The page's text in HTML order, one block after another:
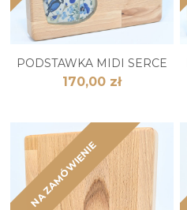
PODSTAWKA MIDI SERCE
170,00 zł
NA ZAMÓWIENIE